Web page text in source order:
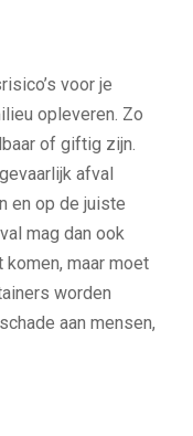
voor je
opleveren. Zo
of giftig zijn.
afval
en op de juiste
mag dan ook
maar moet
worden
aan mensen,